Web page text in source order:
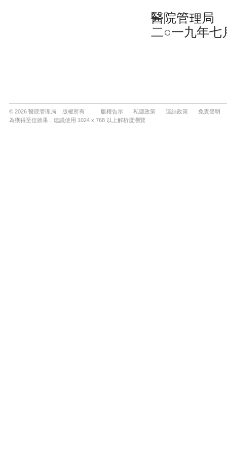
© 2026 醫院管理局 版權所有 版權告示 私隱政策 連結政策
免責聲明
為獲得至佳效果，建議使用 1024 x 768 以上解析度瀏覽